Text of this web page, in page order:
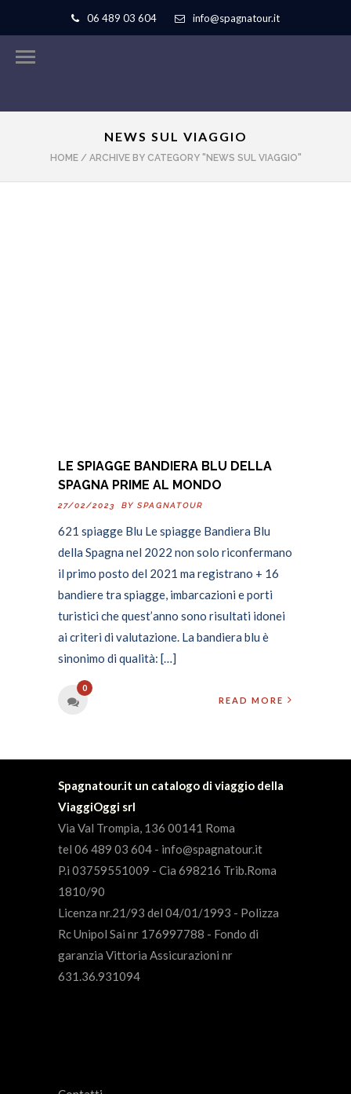
06 489 03 604 info@spagnatour.it
NEWS SUL VIAGGIO
HOME/ ARCHIVE BY CATEGORY "NEWS SUL VIAGGIO"
LE SPIAGGE BANDIERA BLU DELLA
SPAGNA PRIME AL MONDO
27/02/2023 BY SPAGNATOUR
621 spiagge Blu Le spiagge Bandiera Blu
della Spagna nel 2022 non solo riconfermano
il primo posto del 2021 ma registrano + 16
bandiere tra spiagge, imbarcazioni e porti
turistici che quest’anno sono risultati idonei
ai criteri di valutazione. La bandiera blu è
sinonimo di qualità: […]
0
READ MORE
Spagnatour.it un catalogo di viaggio della
ViaggiOggi srl
Via Val Trompia, 136 00141 Roma
tel 06 489 03 604 - info@spagnatour.it
P.i 03759551009 - Cia 698216 Trib.Roma
1810/90
Licenza nr.21/93 del 04/01/1993 - Polizza
Rc Unipol Sai nr 176997788 - Fondo di
garanzia Vittoria Assicurazioni nr
631.36.931094